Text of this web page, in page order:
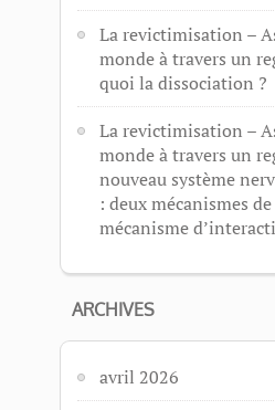
La revictimisation –
monde à travers un
quoi la dissociation ?
La revictimisation –
monde à travers un
nouveau système
: deux mécanismes
mécanisme
ARCHIVES
avril 2026